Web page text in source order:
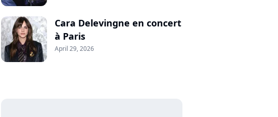
Cara Delevingne en concert
à Paris
April 29, 2026